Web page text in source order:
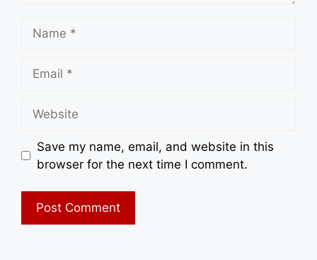
Save my name, email, and website in this
browser for the next time I comment.